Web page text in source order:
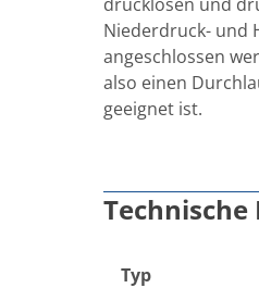
Niederdruck- und
angeschlossen
also einen
geeignet ist.
Technische
Typ